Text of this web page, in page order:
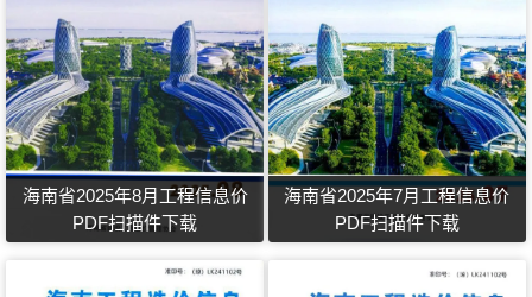
海南省2025年8月工程信息价
PDF扫描件下载
海南省2025年7月工程信息价
PDF扫描件下载